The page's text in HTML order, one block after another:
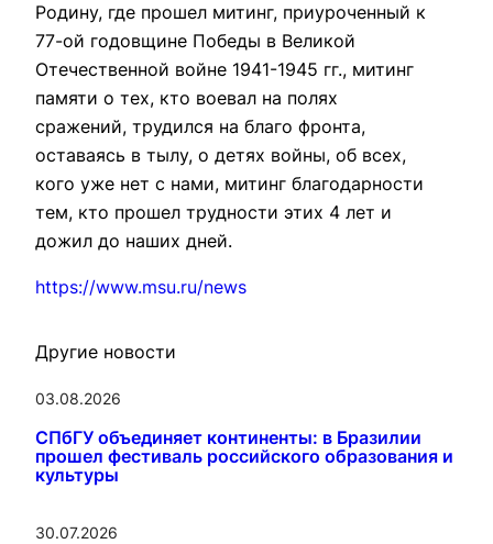
Родину, где прошел митинг, приуроченный к
77-ой годовщине Победы в Великой
Отечественной войне 1941-1945 гг., митинг
памяти о тех, кто воевал на полях
сражений, трудился на благо фронта,
оставаясь в тылу, о детях войны, об всех,
кого уже нет с нами, митинг благодарности
тем, кто прошел трудности этих 4 лет и
дожил до наших дней.
https://www.msu.ru/news
Другие новости
03.08.2026
СПбГУ объединяет континенты: в Бразилии
прошел фестиваль российского образования и
культуры
30.07.2026